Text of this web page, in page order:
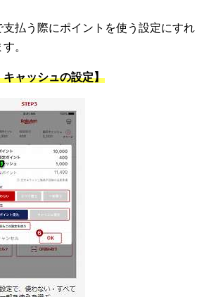
払う際にポイントを使う設定にすれ
。
ャッシュの設定】